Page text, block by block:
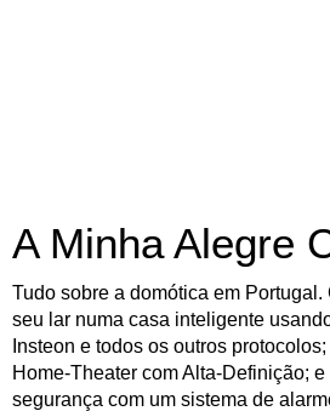
A Minha Alegre
Tudo sobre a domótica em Portugal.
seu lar numa casa inteligente
Insteon e todos os outros
Home-Theater com Alta-Definição;
segurança com um sistema de